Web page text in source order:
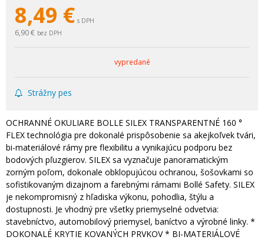
8,49 € s DPH
6,90 € bez DPH
vypredané
Strážny pes
OCHRANNÉ OKULIARE BOLLE SILEX TRANSPARENTNÉ 160 °
FLEX technológia pre dokonalé prispôsobenie sa akejkoľvek tvári,
bi-materiálové rámy pre flexibilitu a vynikajúcu podporu bez
bodových pľuzgierov. SILEX sa vyznačuje panoramatickým
zorným poľom, dokonale obklopujúcou ochranou, šošovkami so
sofistikovaným dizajnom a farebnými rámami Bollé Safety. SILEX
je nekompromisný z hľadiska výkonu, pohodlia, štýlu a
dostupnosti. Je vhodný pre všetky priemyselné odvetvia:
stavebníctvo, automobilový priemysel, baníctvo a výrobné linky. *
DOKONALÉ KRYTIE KOVANÝCH PRVKOV * BI-MATERIÁLOVÉ